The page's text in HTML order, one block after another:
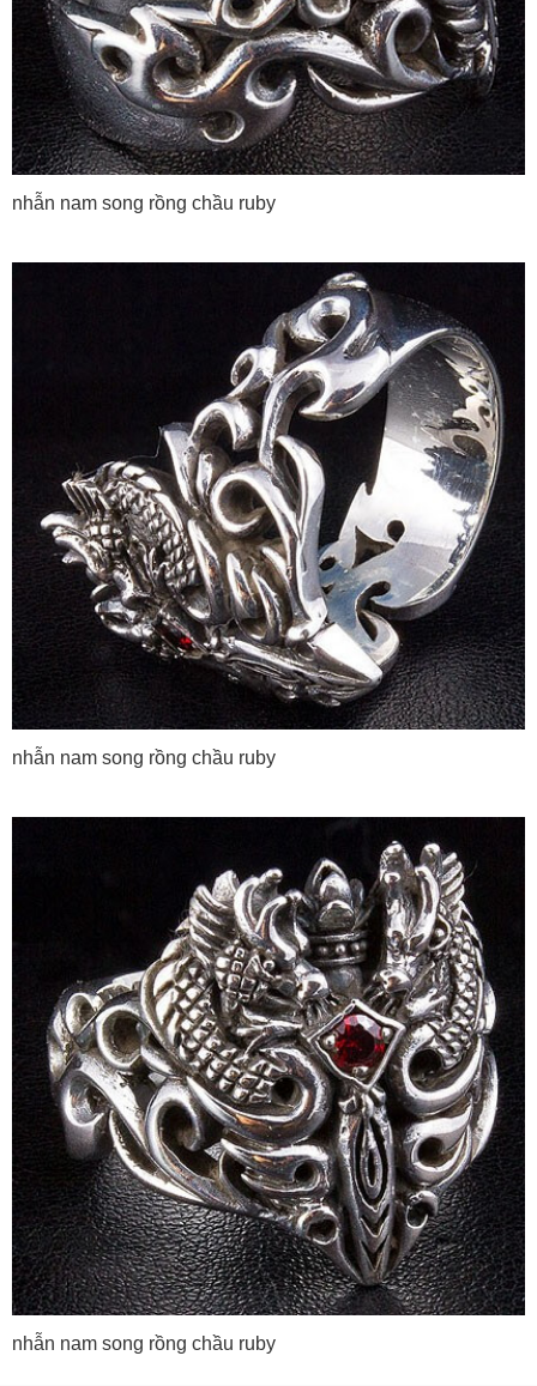
nhẫn nam song rồng chầu ruby
nhẫn nam song rồng chầu ruby
nhẫn nam song rồng chầu ruby